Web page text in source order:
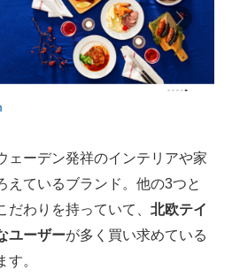
ーデン発祥のインテリアや家
えているブランド。他の3つと
だわりを持っていて、 北欧テイ
ユーザーが多く買い求めている
。